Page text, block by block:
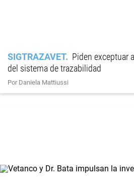
SIGTRAZAVET
Piden exceptuar
del sistema de trazabilidad
Por Daniela Mattiussi